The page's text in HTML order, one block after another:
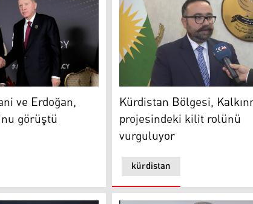
Erdoğan, Kalkınma Yolu'nu görüştü
ve Erdoğan,
görüştü
Kürdistan Bölgesi Ulaştırma
kürdistan
Kürdistan Bölgesi,
projesindeki kilit rolünü
vurguluyor